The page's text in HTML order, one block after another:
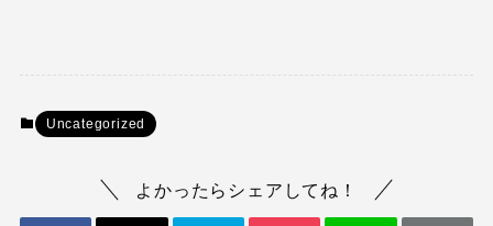
Uncategorized
よかったらシェアしてね！